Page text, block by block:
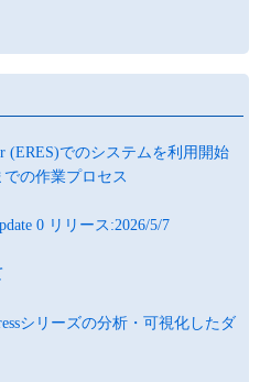
(ERES)でのシステムを利用開始
の作業プロセス
0 リリース:2026/5/7
シリーズの分析・可視化したダ